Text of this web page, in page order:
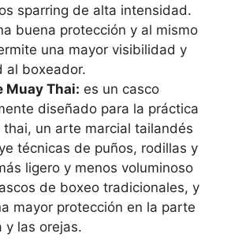
sparring de alta intensidad.
buena protección y al mismo
una mayor visibilidad y
al boxeador.
Muay Thai: es un casco
diseñado para la práctica
thai, un arte marcial tailandés
técnicas de puños, rodillas y
ligero y menos voluminoso
de boxeo tradicionales, y
mayor protección en la parte
y las orejas.